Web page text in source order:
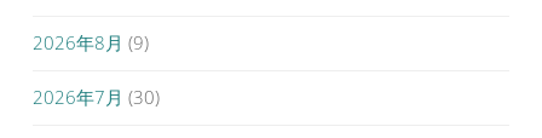
2026年8月 (9)
2026年7月 (30)